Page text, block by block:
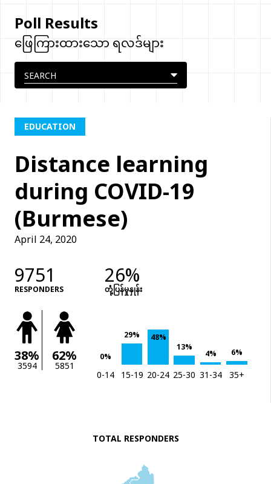
Poll Results
ဖြေကြားထားသော ရလဒ်များ
EDUCATION
Distance learning
during COVID-19
(Burmese)
April 24, 2020
9751
RESPONDERS
26%
တုံံ့ပြန်မှုနှုန်း
38%
3594
62%
5851
0%
29%
48%
13%
4% 6%
0-14 15-19 20-24 25-30 31-34 35+
TOTAL RESPONDERS